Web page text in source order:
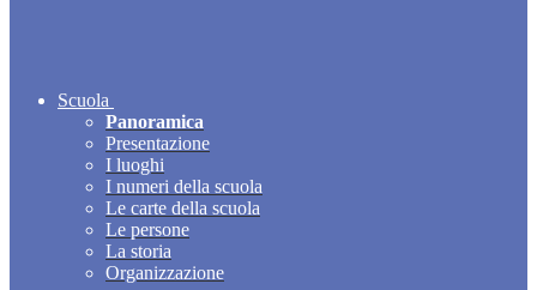
Scuola
Panoramica
Presentazione
I luoghi
I numeri della scuola
Le carte della scuola
Le persone
La storia
Organizzazione